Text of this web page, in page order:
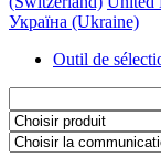
Україна (Ukraine)
Outil de